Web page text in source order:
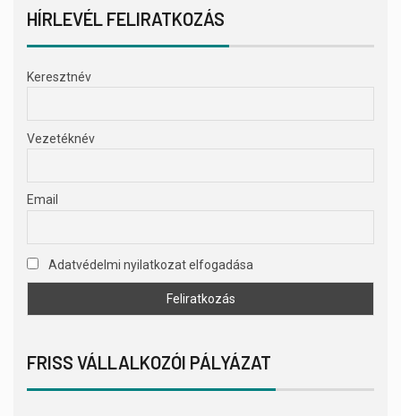
HÍRLEVÉL FELIRATKOZÁS
Keresztnév
Vezetéknév
Email
Adatvédelmi nyilatkozat elfogadása
FRISS VÁLLALKOZÓI PÁLYÁZAT